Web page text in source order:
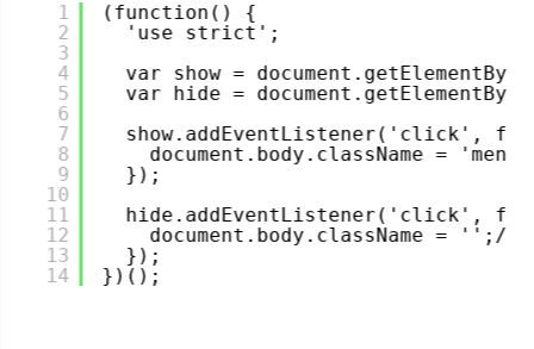
1
2
3
4
5
6
7
8
9
10
11
12
13
14
(function() {
'use strict';
var show =
var hide =
show.addEventListener('click',
document.body.className = 'menu-
});
hide.addEventListener('click',
document.body.className = '';//メニ
});
})();